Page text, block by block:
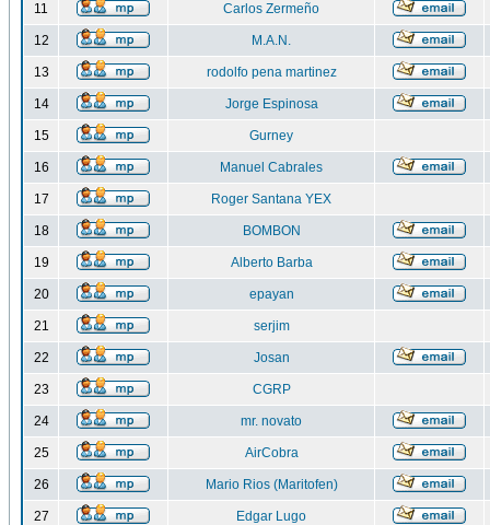
11 Carlos Zermeño
12 M.A.N.
13 rodolfo pena martinez
14 Jorge Espinosa
15 Gurney
16 Manuel Cabrales
17 Roger Santana YEX
18 BOMBON
19 Alberto Barba
20 epayan
21 serjim
22 Josan
23 CGRP
24 mr. novato
25 AirCobra
26 Mario Rios (Maritofen)
27 Edgar Lugo